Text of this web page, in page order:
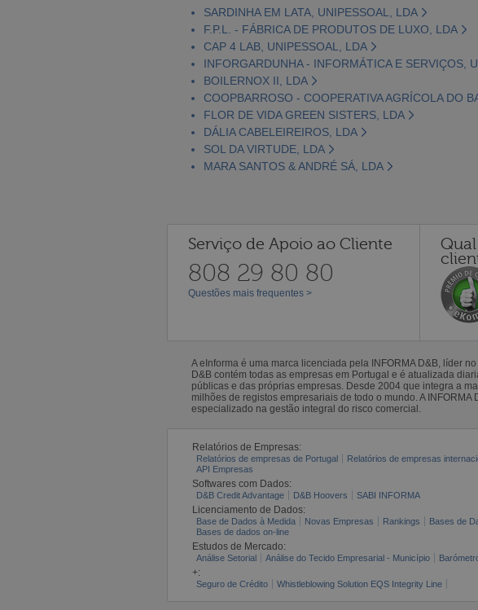
SARDINHA EM LATA, UNIPESSOAL, LDA
F.P.L. - FÁBRICA DE PRODUTOS DE LUXO, LDA
CAP 4 LAB, UNIPESSOAL, LDA
INFORGARDUNHA - INFORMÁTICA E SERVIÇOS,
BOILERNOX II, LDA
COOPBARROSO - COOPERATIVA AGRÍCOLA DO
FLOR DE VIDA GREEN SISTERS, LDA
DÁLIA CABELEIREIROS, LDA
SOL DA VIRTUDE, LDA
MARA SANTOS & ANDRÉ SÁ, LDA
Serviço de Apoio ao Cliente
808 29 80 80
Questões mais frequentes >
A eInforma é uma marca licenciada pela INFORMA D&B, líder
D&B contém todas as empresas em Portugal e é atualizada
públicas e das próprias empresas. Desde 2004 que integra a
milhões de registos empresariais de todo o mundo. A
especializado na gestão integral do risco comercial.
Relatórios de Empresas:
Relatórios de empresas de Portugal Relatórios de empresas
API Empresas
Softwares com Dados:
D&B Credit Advantage D&B Hoovers SABI INFORMA
Licenciamento de Dados:
Base de Dados à Medida Novas Empresas Rankings Bases de
Bases de dados on-line
Estudos de Mercado:
Análise Setorial Análise do Tecido Empresarial - Município
+:
Seguro de Crédito Whistleblowing Solution EQS Integrity Line